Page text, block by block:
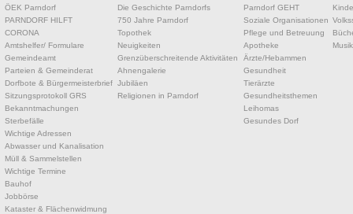
ÖEK Parndorf
PARNDORF HILFT
CORONA
Amtshelfer/ Formulare
Gemeindeamt
Parteien & Gemeinderat
Dorfbote & Bürgermeisterbrief
Sitzungsprotokoll GRS
Bekanntmachungen
Sterbefälle
Wichtige Adressen
Abwasser und Kanalisation
Müll & Sammelstellen
Wichtige Termine
Bauhof
Jobbörse
Kataster & Flächenwidmung
Die Geschichte Parndorfs
750 Jahre Parndorf
Topothek
Neuigkeiten
Grenzüberschreitende Aktivitäten
Ahnengalerie
Jubiläen
Religionen in Parndorf
Parndorf GEHT
Soziale Organisationen
Pflege und Betreuung
Apotheke
Ärzte/Hebammen
Gesundheit
Tierärzte
Gesundheitsthemen
Leihomas
Gesundes Dorf